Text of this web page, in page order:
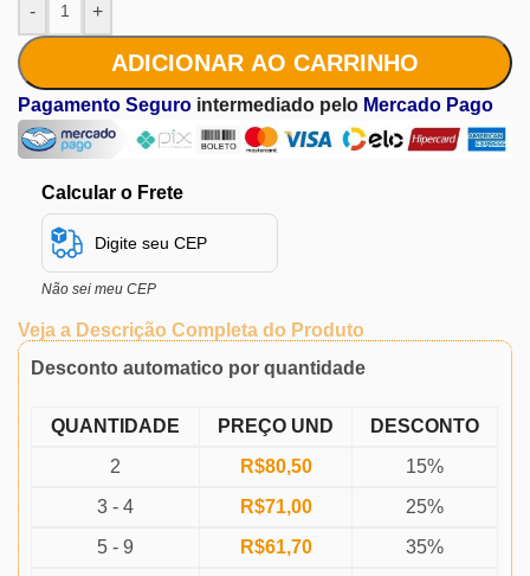
- +
ADICIONAR AO CARRINHO
Pagamento Seguro intermediado pelo Mercado Pago
Calcular o Frete
Não sei meu CEP
Veja a Descrição Completa do Produto
Desconto automatico por quantidade
QUANTIDADE PREÇO UND
DESCONTO
2
R$80,50
15%
3 - 4
R$71,00
25%
5 - 9
R$61,70
35%